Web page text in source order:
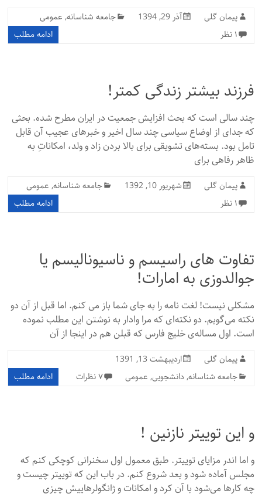
پیمان گلی آذر 29, 1394 جامعه شناسانه, عمومی
۱ نظر
ادامه مطلب
فرزند بیشتر زندگی کمتر!
چند سالی است که بحث افزایش جمعیت در ایران مطرح شده. بحثی
که جدای از اوضاع سیاسی چند سال اخیر و خبرهای عجیب آن قابل
تامل بود. بستههای تشویقی برای بالا بردن زاد و ولد، امکاناتِ به
ظاهر رفاهی برای
پیمان گلی شهریور 10, 1392 جامعه شناسانه, عمومی
۱ نظر
ادامه مطلب
تفاوت های راسیسم و ناسیونالیسم یا
جوالدوزی به امارات!
مشکلی نیست! لغت نامه را به جای شما باز می کنم. اما قبل از آن دو
نکته می‌گویم. دو نکته‌ای که مرا وادار به نوشتن این مطلب نموده
است. اول مساله‌ی خلیج فارس که قبلن هم در اینجا از آن
پیمان گلی
اردیبهشت 13, 1391
جامعه شناسانه,دانشجویی, عمومی ۷ نظرات ادامه مطلب
و این توییتر نازنین !
و اما اندر مزایای توییتر. طبق معمول اول سخنرانی کوچکی کنم که
مجلس آماده شود و بعد شروع کنم. در باب این که توییتر چیست و
چه کارها می‌شود با آن کرد و امکانات و ژانگولرهاییش چیزی